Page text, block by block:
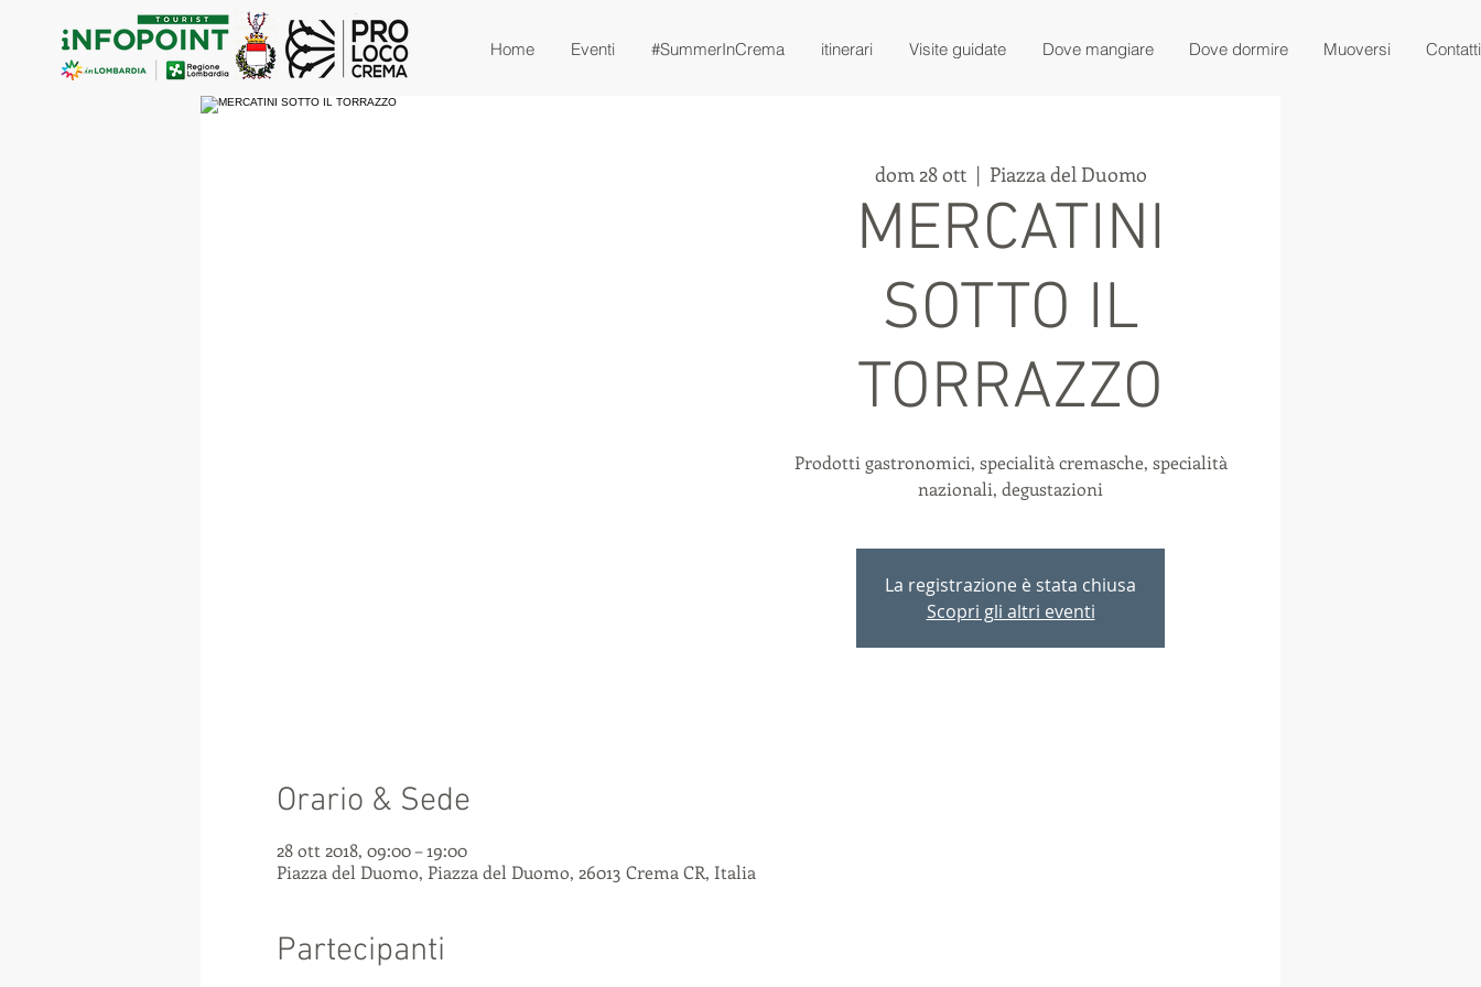
Home Eventi #SummerInCrema itinerari Visite guidate Dove mangiare Dove dormire Muoversi Contatti
dom 28 ott
  |
Piazza del Duomo
MERCATINI
SOTTO IL
TORRAZZO
Prodotti gastronomici, specialità cremasche, specialità
nazionali, degustazioni
La registrazione è stata chiusa
Scopri gli altri eventi
Orario & Sede
28 ott 2018, 09:00 – 19:00
Piazza del Duomo, Piazza del Duomo, 26013 Crema CR, Italia
Partecipanti